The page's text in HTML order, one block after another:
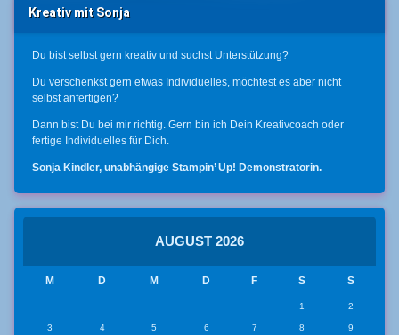
Kreativ mit Sonja
Du bist selbst gern kreativ und suchst Unterstützung?
Du verschenkst gern etwas Individuelles, möchtest es aber nicht
selbst anfertigen?
Dann bist Du bei mir richtig. Gern bin ich Dein Kreativcoach oder
fertige Individuelles für Dich.
Sonja Kindler, unabhängige Stampin’ Up! Demonstratorin.
AUGUST 2026
M D M D F S S
1 2
3 4 5 6 7 8 9